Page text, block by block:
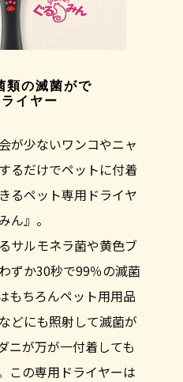
類の滅菌がで
イヤー
が少ないワンコやニャ
るだけでペットに付着
るペット専用ドライヤ
ん』。
サルモネラ菌や黄色ブ
ずか30秒で99％の滅菌
もちろんペット用用品
どにも照射して滅菌が
ニが万が一付着しても
この専用ドライヤーは